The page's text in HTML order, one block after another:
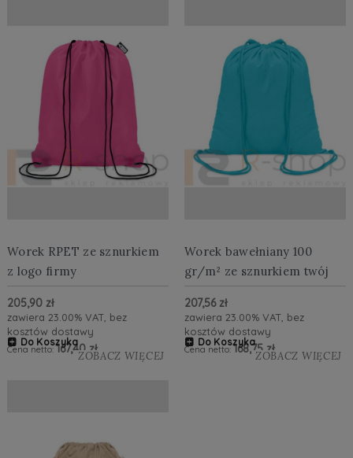
Worek RPET ze sznurkiem
z logo firmy
205,90 zł
zawiera 23.00% VAT, bez
kosztów dostawy
Cena netto: 167,40 zł
Do Koszyka
ZOBACZ WIĘCEJ
Worek bawełniany 100
gr/m² ze sznurkiem twój
nadruk
207,56 zł
zawiera 23.00% VAT, bez
kosztów dostawy
Cena netto: 168,75 zł
Do Koszyka
ZOBACZ WIĘCEJ